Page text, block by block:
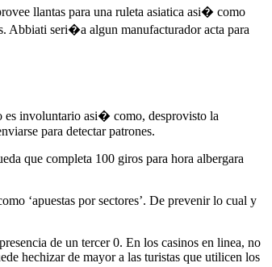
llantas para una ruleta asiatica asi� como
Abbiati seri�a algun manufacturador acta para
es involuntario asi� como, desprovisto la
para detectar patrones.
que completa 100 giros para hora albergara
‘apuestas por sectores’. De prevenir lo cual y
de un tercer 0. En los casinos en linea, no
hechizar de mayor a las turistas que utilicen los